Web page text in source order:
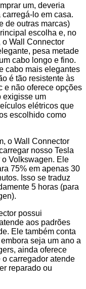
um, deveria
lo em casa.
de outras marcas)
escolha e, no
o Wall Connector
pesa metade
cabo longo e fino.
cabo mais elegantes
é tão resistente às
e não oferece opções
exigisse um
elétricos que
escolhido como
o Wall Connector
nosso Tesla
Volkswagen. Ele
75% em apenas 30
Isso se traduz
5 horas (para
possui
aos padrões
Ele também conta
seja um ano a
ainda oferece
carregador atende
reparado ou